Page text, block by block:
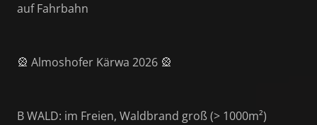
auf Fahrbahn
🎡 Almoshofer Kärwa 2026 🎡
B WALD: im Freien, Waldbrand groß (> 1000m²)